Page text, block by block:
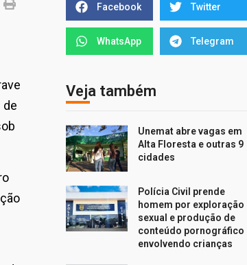
de
Facebook Twitter
WhatsApp Telegram
Veja também
Unemat abre vagas em
Alta Floresta e outras 9
cidades
Polícia Civil prende
homem por exploração
sexual e produção de
conteúdo pornográfico
envolvendo crianças